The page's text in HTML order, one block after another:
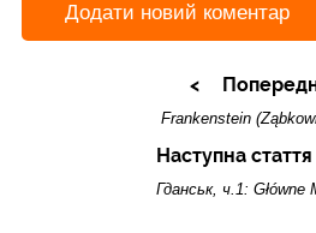
Додати новий коментар
Frankenstein
Наступна стаття
Гданськ, ч.1: Główne